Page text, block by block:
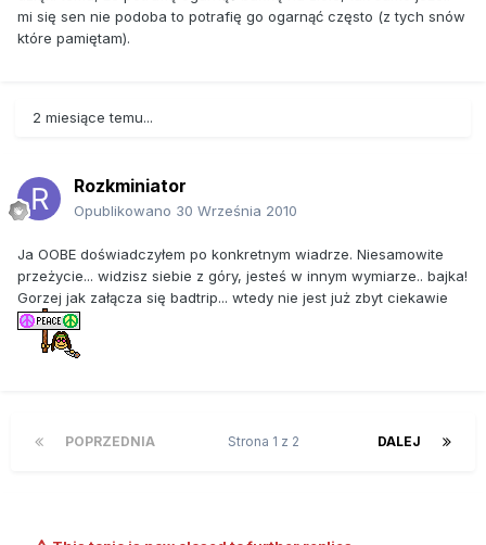
mi się sen nie podoba to potrafię go ogarnąć często (z tych snów
które pamiętam).
2 miesiące temu...
Rozkminiator
Opublikowano 30 Września 2010
Ja OOBE doświadczyłem po konkretnym wiadrze. Niesamowite
przeżycie... widzisz siebie z góry, jesteś w innym wymiarze.. bajka!
Gorzej jak załącza się badtrip... wtedy nie jest już zbyt ciekawie
POPRZEDNIA DALEJ
Strona 1 z 2